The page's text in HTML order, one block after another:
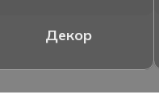
Декор